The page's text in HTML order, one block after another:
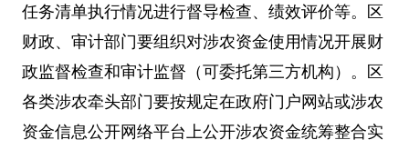
任务清单执行情况进行督导检查、绩效评价等。区
财政、审计部门要组织对涉农资金使用情况开展财
政监督检查和审计监督（可委托第三方机构）。区
各类涉农牵头部门要按规定在政府门户网站或涉农
资金信息公开网络平台上公开涉农资金统筹整合实